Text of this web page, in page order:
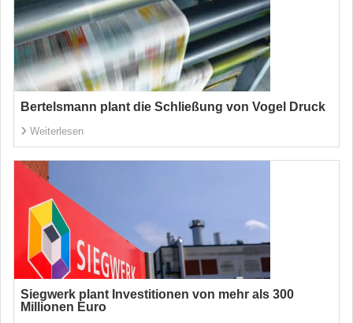
Bertelsmann plant die Schließung von Vogel Druck
Weiterlesen
Siegwerk plant Investitionen von mehr als 300
Millionen Euro